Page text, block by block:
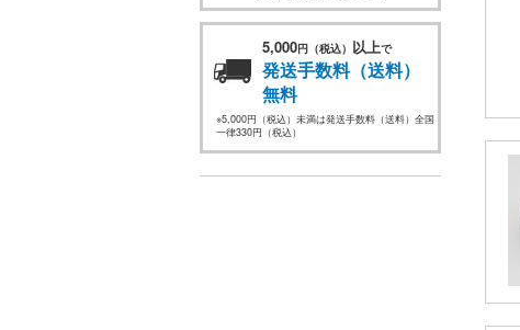
5,000円（税込） 以上で
発送手数料（送料）
無料
※5,000円（税込）未満は発送手数料（送料）全国
一律330円（税込）